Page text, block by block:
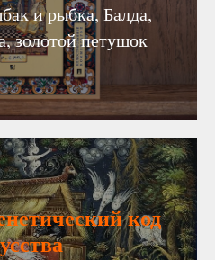
и рыбка, Балда,
золотой петушок
код